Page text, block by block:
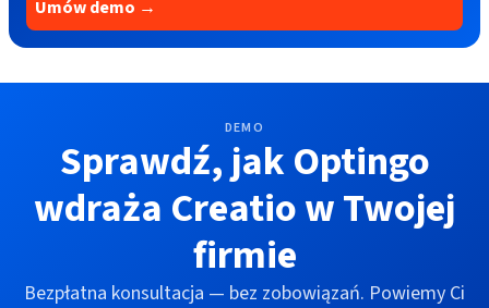
Umów demo →
DEMO
Sprawdź, jak Optingo
wdraża Creatio w Twojej
firmie
Bezpłatna konsultacja — bez zobowiązań. Powiemy Ci